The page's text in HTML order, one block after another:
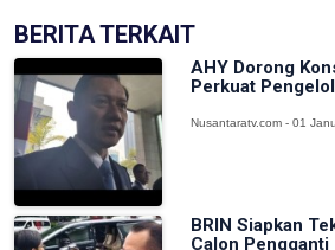
BERITA TERKAIT
AHY Dorong
Perkuat
Nusantaratv.com - 01
BRIN Siapkan
Calon Pengganti